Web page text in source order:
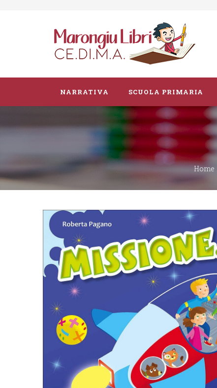
NARRATIVA SCUOLA PRIMARIA
Parascolastico
Vacanze
Guide didattiche
Home